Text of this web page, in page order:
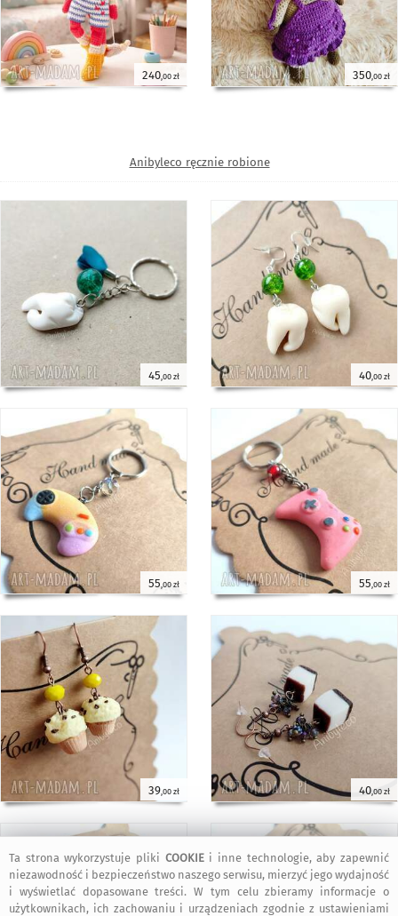
240,00 zł 350,00 zł
Anibyleco ręcznie robione
45,00 zł 40,00 zł
55 ,00 zł 55 ,00 zł
39,00 zł 40,00 zł
Ta strona wykorzystuje pliki COOKIEi inne technologie, aby zapewnić
niezawodność i bezpieczeństwo naszego serwisu, mierzyć jego wydajność
i wyświetlać dopasowane treści. W tym celu zbieramy informacje o
użytkownikach, ich zachowaniu i urządzeniach zgodnie z ustawieniami